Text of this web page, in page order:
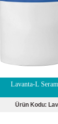
Lavanta-L
Ürün Kodu: